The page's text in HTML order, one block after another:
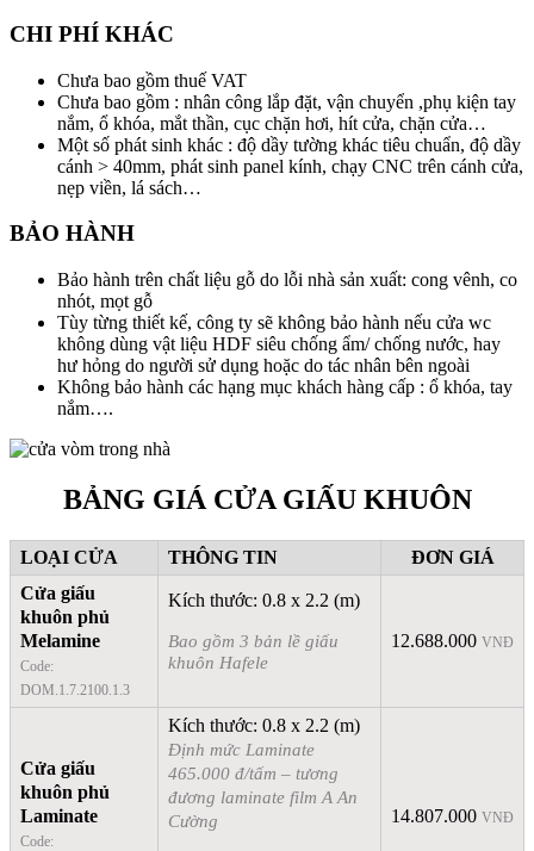
CHI PHÍ KHÁC
Chưa bao gồm thuế VAT
Chưa bao gồm : nhân công lắp đặt, vận chuyển ,phụ kiện tay
nắm, ổ khóa, mắt thần, cục chặn hơi, hít cửa, chặn cửa…
Một số phát sinh khác : độ dầy tường khác tiêu chuẩn, độ dầy
cánh > 40mm, phát sinh panel kính, chạy CNC trên cánh cửa,
nẹp viền, lá sách…
BẢO HÀNH
Bảo hành trên chất liệu gỗ do lỗi nhà sản xuất: cong vênh, co
nhót, mọt gỗ
Tùy từng thiết kế, công ty sẽ không bảo hành nếu cửa wc
không dùng vật liệu HDF siêu chống ẩm/ chống nước, hay
hư hỏng do người sử dụng hoặc do tác nhân bên ngoài
Không bảo hành các hạng mục khách hàng cấp : ổ khóa, tay
nắm….
BẢNG GIÁ CỬA GIẤU KHUÔN
LOẠI CỬA THÔNG TIN
ĐƠN GIÁ
Cửa giấu
khuôn phủ
Melamine
Code:
DOM.1.7.2100.1.3
Kích thước: 0.8 x 2.2 (m)
Bao gồm 3 bản lề giấu
khuôn Hafele
12.688.000 VNĐ
Cửa giấu
khuôn phủ
Laminate
Code:
Kích thước: 0.8 x 2.2 (m)
Định mức Laminate
465.000 đ/tấm – tương
đương laminate film A An
Cường
14.807.000 VNĐ